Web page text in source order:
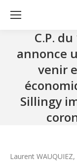
C.P.
annonce
venir
Sillingy
Laurent